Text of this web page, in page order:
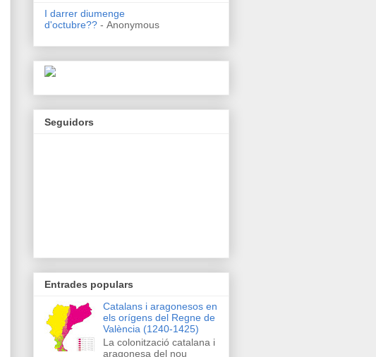
I darrer diumenge
d'octubre?? - Anonymous
Seguidors
Entrades populars
Catalans i aragonesos en
els orígens del Regne de
València (1240-1425)
La colonització catalana i
aragonesa del nou